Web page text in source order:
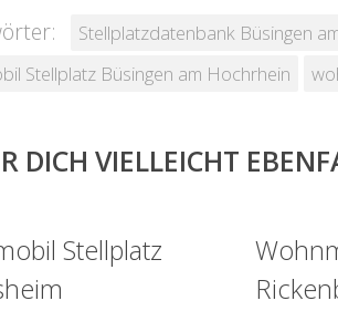
Stellplatzdatenbank Büsingen
Stellplatz Büsingen am Hochrhein
DICH VIELLEICHT
Stellplatz